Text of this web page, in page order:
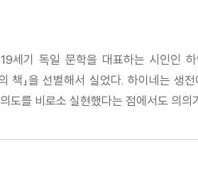
세기 독일 문학을 대표하는 시인
책」을 선별해서 실었다. 하이네는 생
도를 비로소 실현했다는 점에서도 의의